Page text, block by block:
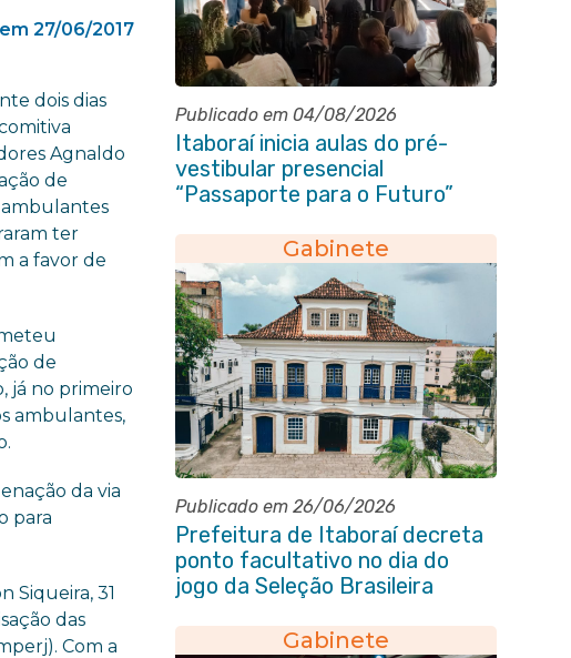
27/06/2017
dois dias
Agnaldo
de
ambulantes
ter
a favor de
de
já no primeiro
ambulantes,
da via
para
Siqueira, 31
das
Com a
Publicado em 04/08/2026
Itaboraí inicia aulas do pré-
vestibular presencial
“Passaporte para o Futuro”
Gabinete
Publicado em 26/06/2026
Prefeitura de Itaboraí decreta
ponto facultativo no dia do
jogo da Seleção Brasileira
Gabinete